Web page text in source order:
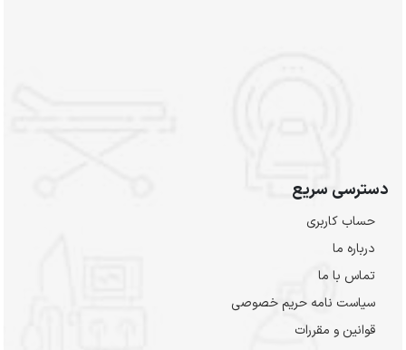
دسترسی سریع
حساب کاربری
درباره ما
تماس با ما
سیاست نامه حریم خصوصی
قوانین و مقررات